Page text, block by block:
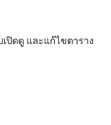
ปิดดู และแก้ไขตาราง